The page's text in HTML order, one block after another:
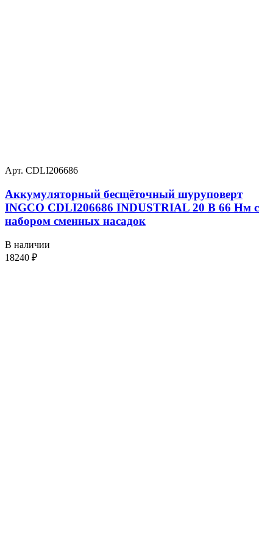
Арт. CDLI206686
Аккумуляторный бесщёточный шуруповерт
INGCO CDLI206686 INDUSTRIAL 20 В 66 Нм с
набором сменных насадок
В наличии
18240 ₽